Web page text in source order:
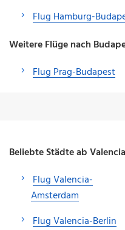
Flug Hamburg-
Weitere Flüge nach
Flug Prag-Budapest
Beliebte Städte ab Valencia
Flug Valencia-
Amsterdam
Flug Valencia-Berlin